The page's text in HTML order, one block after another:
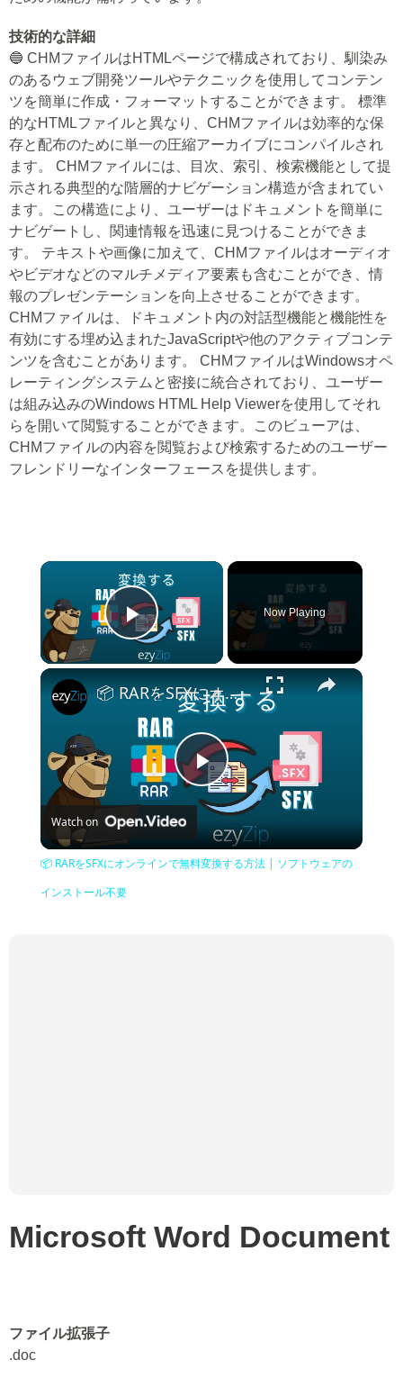
技術的な詳細
🔵 CHMファイルはHTMLページで構成されており、馴染み
のあるウェブ開発ツールやテクニックを使用してコンテン
ツを簡単に作成・フォーマットすることができます。 標準
的なHTMLファイルと異なり、CHMファイルは効率的な保
存と配布のために単一の圧縮アーカイブにコンパイルされ
ます。 CHMファイルには、目次、索引、検索機能として提
示される典型的な階層的ナビゲーション構造が含まれてい
ます。この構造により、ユーザーはドキュメントを簡単に
ナビゲートし、関連情報を迅速に見つけることができま
す。 テキストや画像に加えて、CHMファイルはオーディオ
やビデオなどのマルチメディア要素も含むことができ、情
報のプレゼンテーションを向上させることができます。
CHMファイルは、ドキュメント内の対話型機能と機能性を
有効にする埋め込まれたJavaScriptや他のアクティブコンテ
ンツを含むことがあります。 CHMファイルはWindowsオペ
レーティングシステムと密接に統合されており、ユーザー
は組み込みのWindows HTML Help Viewerを使用してそれ
らを開いて閲覧することができます。このビューアは、
CHMファイルの内容を閲覧および検索するためのユーザー
フレンドリーなインターフェースを提供します。
×
Play Video
Now Playing
×
Play
Video
📦 RARをSFXにオンラインで無料変換する方法 | ソフトウェアのインストール不要
Watch on
📦 RARをSFXにオンラインで無料変換する方法 | ソフトウェアの
インストール不要
Microsoft Word Document
ファイル拡張子
.doc